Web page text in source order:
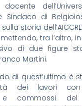
docente
Sindaco di
storia
tra l’altro,
di due figure
Martini.
di quest’ultimo è
dei lavori
e commossi del